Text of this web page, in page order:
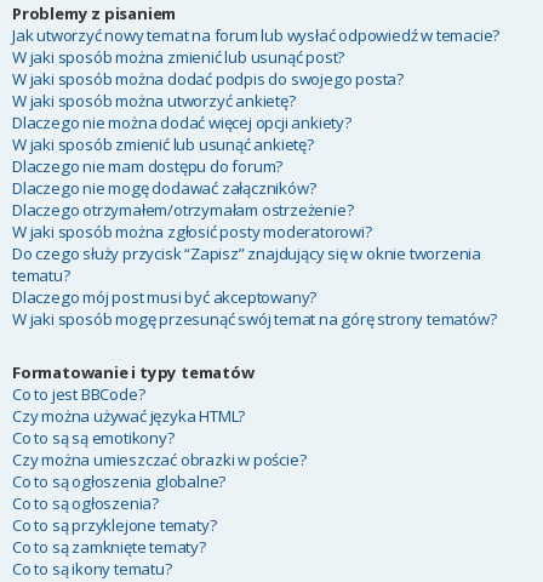
Problemy z pisaniem
Jak utworzyć nowy temat na forum lub wysłać odpowiedź w temacie?
W jaki sposób można zmienić lub usunąć post?
W jaki sposób można dodać podpis do swojego posta?
W jaki sposób można utworzyć ankietę?
Dlaczego nie można dodać więcej opcji ankiety?
W jaki sposób zmienić lub usunąć ankietę?
Dlaczego nie mam dostępu do forum?
Dlaczego nie mogę dodawać załączników?
Dlaczego otrzymałem/otrzymałam ostrzeżenie?
W jaki sposób można zgłosić posty moderatorowi?
Do czego służy przycisk “Zapisz” znajdujący się w oknie tworzenia
tematu?
Dlaczego mój post musi być akceptowany?
W jaki sposób mogę przesunąć swój temat na górę strony tematów?
Formatowanie i typy tematów
Co to jest BBCode?
Czy można używać języka HTML?
Co to są są emotikony?
Czy można umieszczać obrazki w poście?
Co to są ogłoszenia globalne?
Co to są ogłoszenia?
Co to są przyklejone tematy?
Co to są zamknięte tematy?
Co to są ikony tematu?